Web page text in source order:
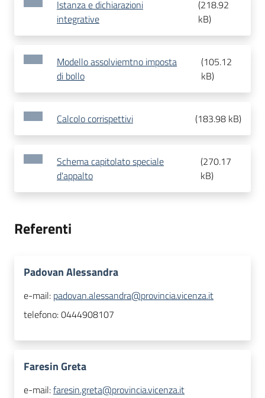
Istanza e dichiarazioni
integrative
(218.92
kB)
Modello assolviemtno imposta
di bollo
(105.12
kB)
Calcolo corrispettivi (183.98 kB)
Schema capitolato speciale
d'appalto
(270.17
kB)
Referenti
Padovan Alessandra
e-mail: padovan.alessandra@provincia.vicenza.it
telefono:0444908107
Faresin Greta
e-mail:faresin.greta@provincia.vicenza.it